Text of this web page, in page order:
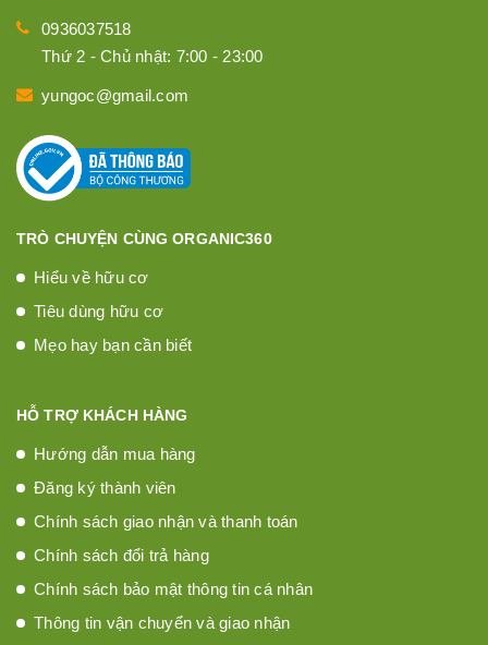
0936037518
Thứ 2 - Chủ nhật: 7:00 - 23:00
yungoc@gmail.com
TRÒ CHUYỆN CÙNG ORGANIC360
Hiểu về hữu cơ
Tiêu dùng hữu cơ
Mẹo hay bạn cần biết
HỖ TRỢ KHÁCH HÀNG
Hướng dẫn mua hàng
Đăng ký thành viên
Chính sách giao nhận và thanh toán
Chính sách đổi trả hàng
Chính sách bảo mật thông tin cá nhân
Thông tin vận chuyển và giao nhận